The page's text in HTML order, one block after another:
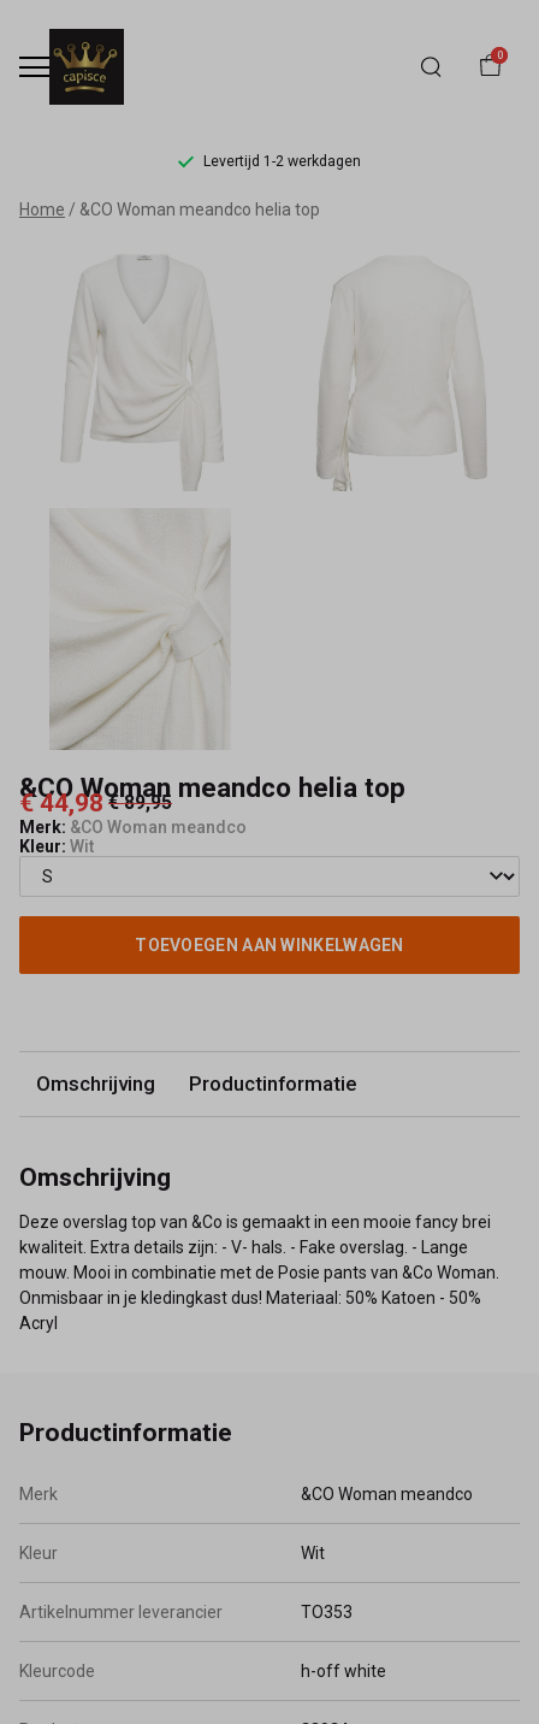
0
Levertijd 1-2 werkdagen
&CO
Woman
meandco
helia
top
Capisce
Home &CO Woman meandco helia top
&CO Woman meandco helia top
€ 44,98 € 89,95
Merk: &CO Woman meandco
Kleur: Wit
TOEVOEGEN AAN WINKELWAGEN
Omschrijving Productinformatie
Omschrijving
Deze overslag top van &Co is gemaakt in een mooie fancy brei
kwaliteit. Extra details zijn: - V- hals. - Fake overslag. - Lange
mouw. Mooi in combinatie met de Posie pants van &Co Woman.
Onmisbaar in je kledingkast dus! Materiaal: 50% Katoen - 50%
Acryl
Productinformatie
Merk &CO Woman meandco
Kleur Wit
Artikelnummer leverancier TO353
Kleurcode h-off white